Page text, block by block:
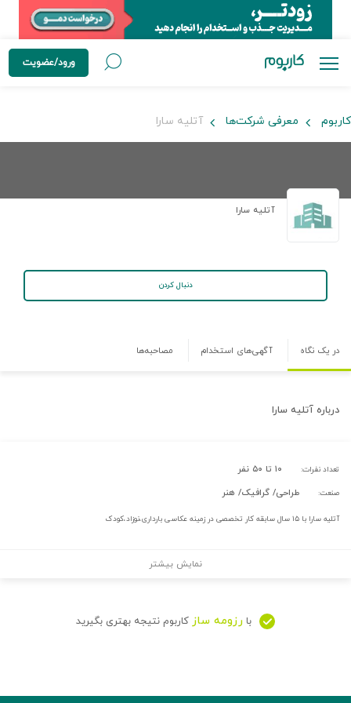
ورود/عضویت
کاربوم معرفی شرکت‌ها آتلیه سارا
آتلیه سارا
دنبال کردن
در یک نگاه آگهی‌های استخدام مصاحبه‌ها
درباره آتلیه سارا
تعداد نفرات: ۱۰ تا ۵۰ نفر
صنعت: طراحی/ گرافیک/ هنر
آتلیه سارا با ۱۵ سال سابقه کار تخصصی در زمینه عکاسی بارداری،نوزاد،کودک
نمایش بیشتر
با رزومه ساز کاربوم نتیجه بهتری بگیرید